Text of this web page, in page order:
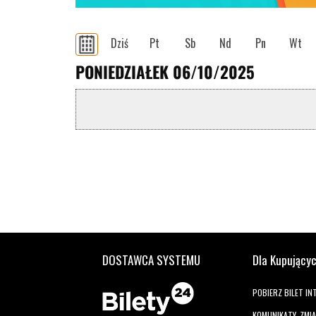
Dziś Pt Sb Nd Pn Wt
PONIEDZIAŁEK 06/10/2025
DOSTAWCA SYSTEMU Dla
POBIERZ BILET